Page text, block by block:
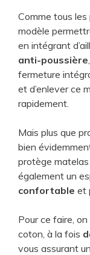
Comme tous
modèle
en intégrant
anti-poussière
fermeture
et d’enlever ce
rapidement.
Mais plus que
bien
protège
également un
confortable et
Pour ce faire,
coton, à la fois
vous assurant